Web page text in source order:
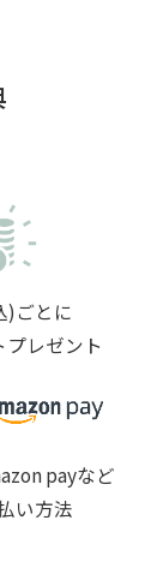
)ごとに
プレゼント
payなど
い方法